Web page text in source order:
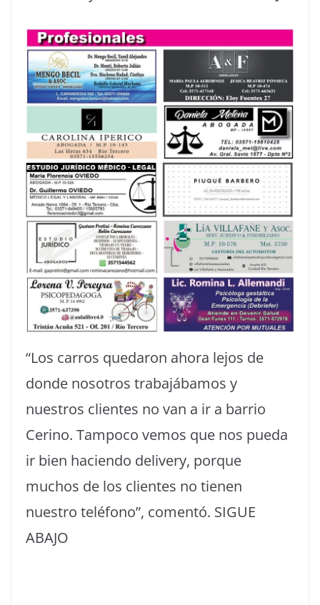
“Los carros quedaron ahora lejos de
donde nosotros trabajábamos y
nuestros clientes no van a ir a barrio
Cerino. Tampoco vemos que nos pueda
ir bien haciendo delivery, porque
muchos de los clientes no tienen
nuestro teléfono”, comentó. SIGUE
ABAJO